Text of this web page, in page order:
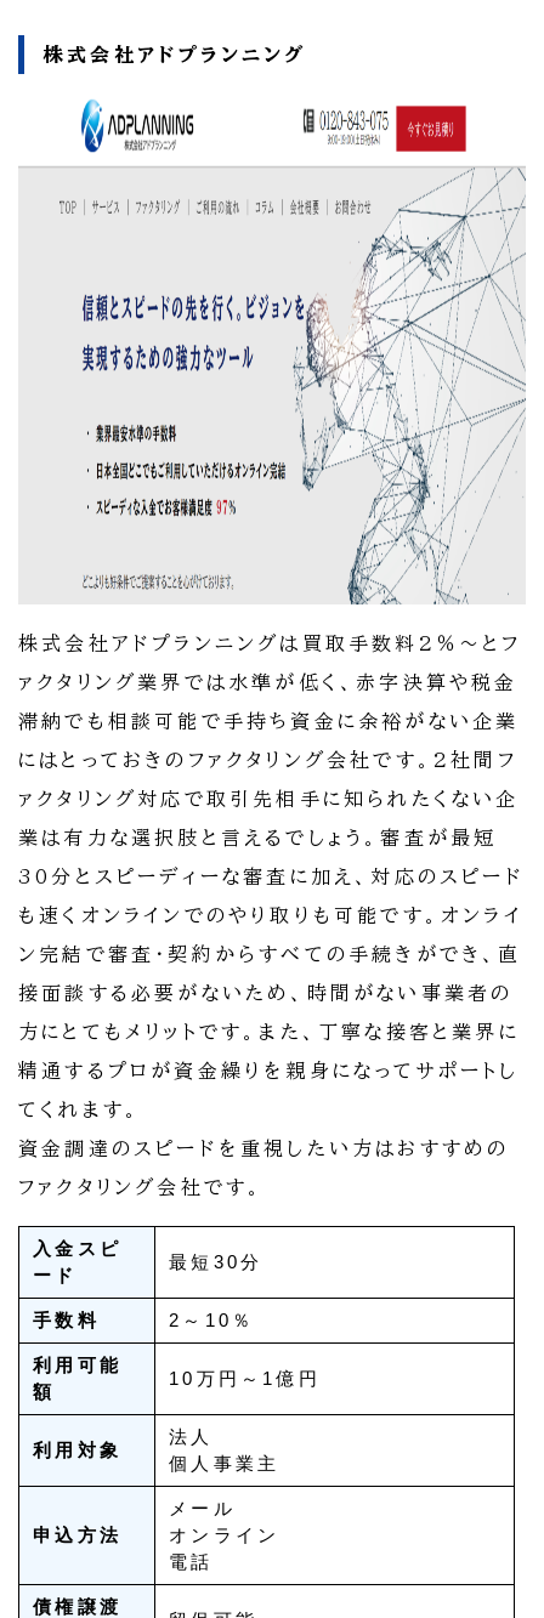
株式会社アドプランニング
株式会社アドプランニングは買取手数料2％～とフ
ァクタリング業界では水準が低く、赤字決算や税金
滞納でも相談可能で手持ち資金に余裕がない企業
にはとっておきのファクタリング会社です。2社間フ
ァクタリング対応で取引先相手に知られたくない企
業は有力な選択肢と言えるでしょう。審査が最短
30分とスピーディーな審査に加え、対応のスピード
も速くオンラインでのやり取りも可能です。オンライ
ン完結で審査・契約からすべての手続きができ、直
接面談する必要がないため、時間がない事業者の
方にとてもメリットです。また、丁寧な接客と業界に
精通するプロが資金繰りを親身になってサポートし
てくれます。
資金調達のスピードを重視したい方はおすすめの
ファクタリング会社です。
入金スピ
ード
最短30分
手数料 2～10％
利用可能
額
10万円～1億円
利用対象
法人
個人事業主
申込方法
メール
オンライン
電話
債権譲渡